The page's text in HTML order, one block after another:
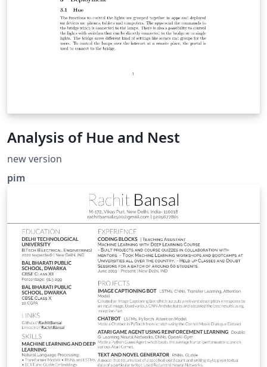
Analysis of Hue and Nest
new version
pim